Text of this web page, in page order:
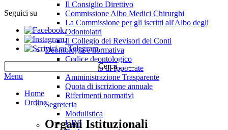
Seguici su
.
.
.
Cerca …
Menu
Home
Ordine
Organi Istituzionali
Il Consiglio Direttivo
Commissione Albo Medici Chirurghi
La Commissione per gli iscritti all'Albo degli
Odontoiatri
Il Collegio dei Revisori dei Conti
Deontologia e normativa
Codice deontologico
Giuramento di Ippocrate
Amministrazione Trasparente
Quota di iscrizione annuale
Riferimenti normativi
Segreteria
Modulistica
URP